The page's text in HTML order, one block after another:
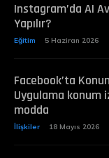
Instagram’da AI
Yapılır?
Eğitim 5 Haziran 2026
Facebook’ta
Uygulama konum
modda
İlişkiler 18 Mayıs 2026